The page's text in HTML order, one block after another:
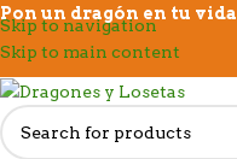
Skip to navigation
Skip to main content
Pon un dragón en tu vida